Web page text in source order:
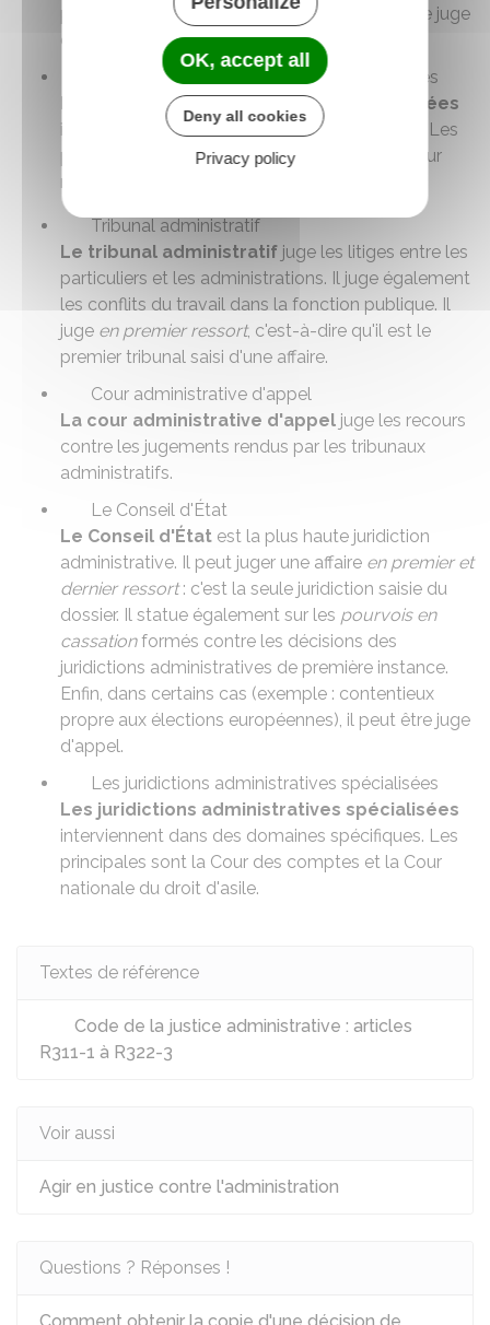
propre aux élections européennes), il peut être juge
d'appel.
Les juridictions administratives spécialisées
Les juridictions administratives spécialisées
interviennent dans des domaines spécifiques. Les
principales sont la Cour des comptes et la Cour
nationale du droit d'asile.
Tribunal administratif
Le tribunal administratif juge les litiges entre les
particuliers et les administrations. Il juge également
les conflits du travail dans la fonction publique. Il
juge en premier ressort, c'est-à-dire qu'il est le
premier tribunal saisi d'une affaire.
Cour administrative d'appel
La cour administrative d'appel juge les recours
contre les jugements rendus par les tribunaux
administratifs.
Le Conseil d'État
Le Conseil d'État est la plus haute juridiction
administrative. Il peut juger une affaire en premier et
dernier ressort: c'est la seule juridiction saisie du
dossier. Il statue également sur les pourvois en
cassationformés contre les décisions des
juridictions administratives de première instance.
Enfin, dans certains cas (exemple : contentieux
propre aux élections européennes), il peut être juge
d'appel.
Les juridictions administratives spécialisées
Les juridictions administratives spécialisées
interviennent dans des domaines spécifiques. Les
principales sont la Cour des comptes et la Cour
nationale du droit d'asile.
Textes de référence
Code de la justice administrative : articles
R311-1 à R322-3
Voir aussi
Agir en justice contre l'administration
Questions ? Réponses !
OK, accept all
Deny all cookies
Privacy policy